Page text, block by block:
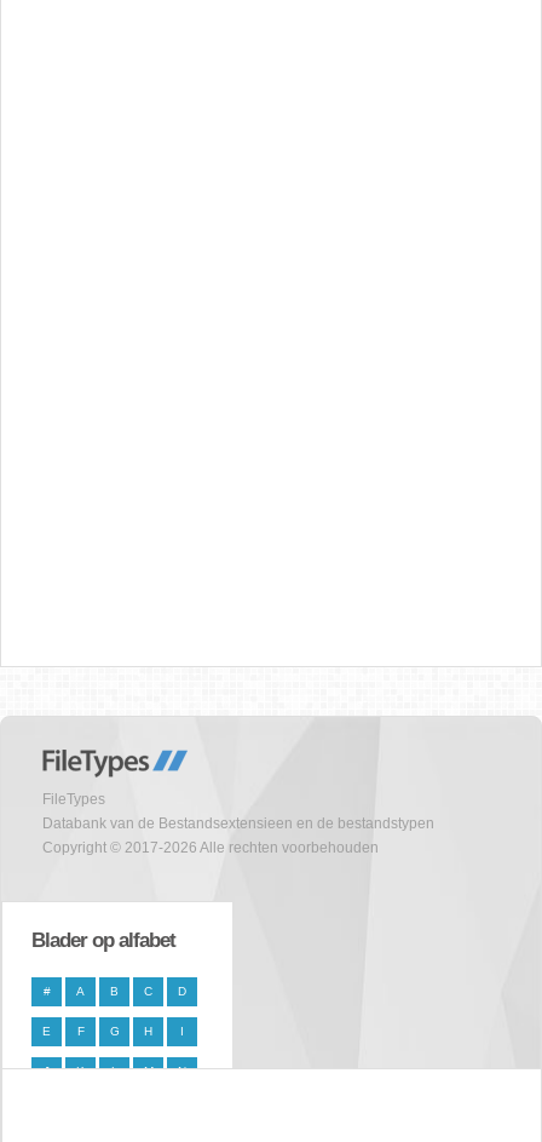
FileTypes
Databank van de Bestandsextensieen en de bestandstypen
Copyright © 2017-2026 Alle rechten voorbehouden
Blader op alfabet
# A B C D
E F G H I
J K L M N